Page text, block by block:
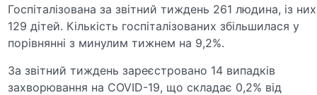
Госпіталізована за звітний тиждень 261 людина, із них
129 дітей. Кількість госпіталізованих збільшилася у
порівнянні з минулим тижнем на 9,2%.
За звітний тиждень зареєстровано 14 випадків
захворювання на COVID-19, що складає 0,2% від